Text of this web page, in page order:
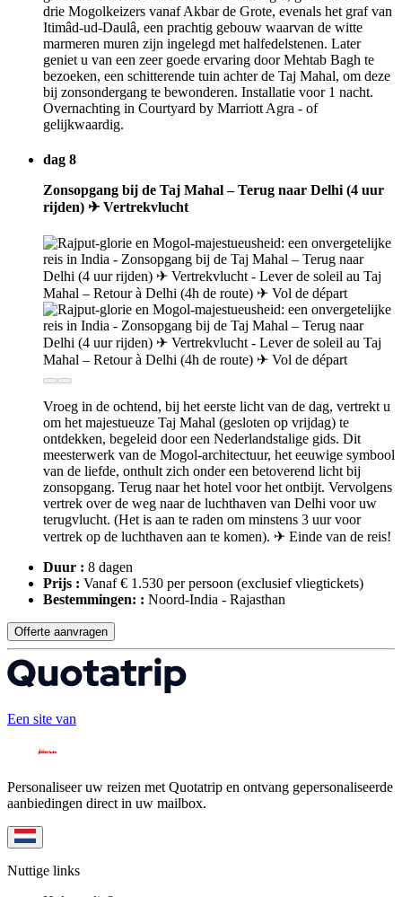
drie Mogolkeizers vanaf Akbar de Grote, evenals het graf van
Itimâd-ud-Daulâ, een prachtig gebouw waarvan de witte
marmeren muren zijn ingelegd met halfedelstenen. Later
geniet u van een zeer goede ervaring door Mehtab Bagh te
bezoeken, een schitterende tuin achter de Taj Mahal, om deze
bij zonsondergang te bewonderen. Installatie voor 1 nacht.
Overnachting in Courtyard by Marriott Agra - of
gelijkwaardig.
dag 8
Zonsopgang bij de Taj Mahal – Terug naar Delhi (4 uur
rijden) ✈ Vertrekvlucht
Vroeg in de ochtend, bij het eerste licht van de dag, vertrekt u
om het majestueuze Taj Mahal (gesloten op vrijdag) te
ontdekken, begeleid door een Nederlandstalige gids. Dit
meesterwerk van de Mogol-architectuur, het eeuwige symbool
van de liefde, onthult zich onder een betoverend licht bij
zonsopgang. Terug naar het hotel voor het ontbijt. Vervolgens
vertrek over de weg naar de luchthaven van Delhi voor uw
terugvlucht. (Het is aan te raden om minstens 3 uur voor
vertrek op de luchthaven aan te komen). ✈ Einde van de reis!
Duur : 8 dagen
Prijs : Vanaf € 1.530 per persoon (exclusief vliegtickets)
Bestemmingen: : Noord-India - Rajasthan
Offerte aanvragen
Een site van
Personaliseer uw reizen met Quotatrip en ontvang gepersonaliseerde
aanbiedingen direct in uw mailbox.
Nuttige links